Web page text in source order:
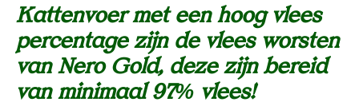
Kattenvoer met een hoog vlees
percentage zijn de vlees worsten
van Nero Gold, deze zijn bereid
van minimaal 97% vlees!